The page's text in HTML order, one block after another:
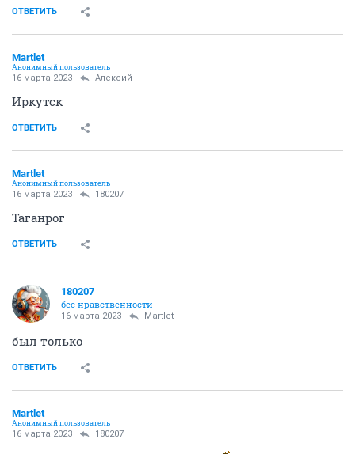
ОТВЕТИТЬ
Мartlet
Анонимный пользователь
16 марта 2023 Алексий
Иркутск
ОТВЕТИТЬ
Мartlet
Анонимный пользователь
16 марта 2023 180207
Таганрог
ОТВЕТИТЬ
180207
бес нравственности
16 марта 2023 Мartlet
был только
ОТВЕТИТЬ
Мartlet
Анонимный пользователь
16 марта 2023 180207